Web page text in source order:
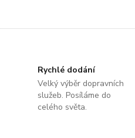
Rychlé dodání
Velký výběr dopravních
služeb. Posíláme do
celého světa.